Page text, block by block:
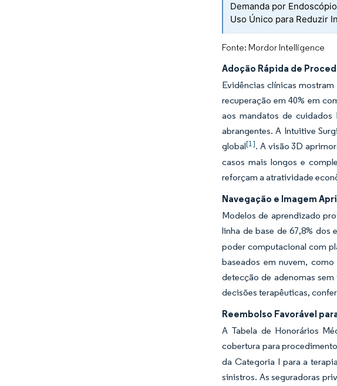
Demanda por
Uso Único para Reduzir
Fonte: Mordor Intelligence
Adoção Rápida de
Evidências clínicas
recuperação em 40% em
aos mandatos de cuidados
abrangentes. A Intuitive
global[1]. A visão 3D
casos mais longos e
reforçam a atratividade
Navegação e Imagem
Modelos de aprendizado
linha de base de 67,8% dos
poder computacional com
baseados em nuvem,
detecção de adenomas
decisões terapêuticas,
Reembolso Favorável
A Tabela de Honorários
cobertura para
da Categoria I para a
sinistros. As seguradoras